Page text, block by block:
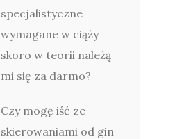
specjalistyczne
wymagane w ciąży
skoro w teorii należą
mi się za darmo?
Czy mogę iść ze
skierowaniami od gin